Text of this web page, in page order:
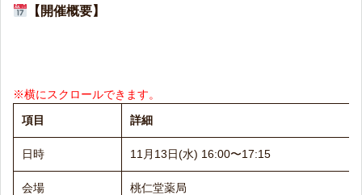
【開催概要】
項目 詳細
日時 11月13日(水) 16:00〜17:15
会場 桃仁堂薬局